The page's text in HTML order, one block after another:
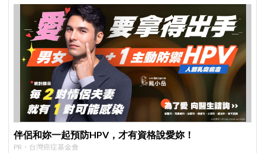
伴侶和妳一起預防HPV，才有資格說愛妳！
PR・台灣癌症基金會